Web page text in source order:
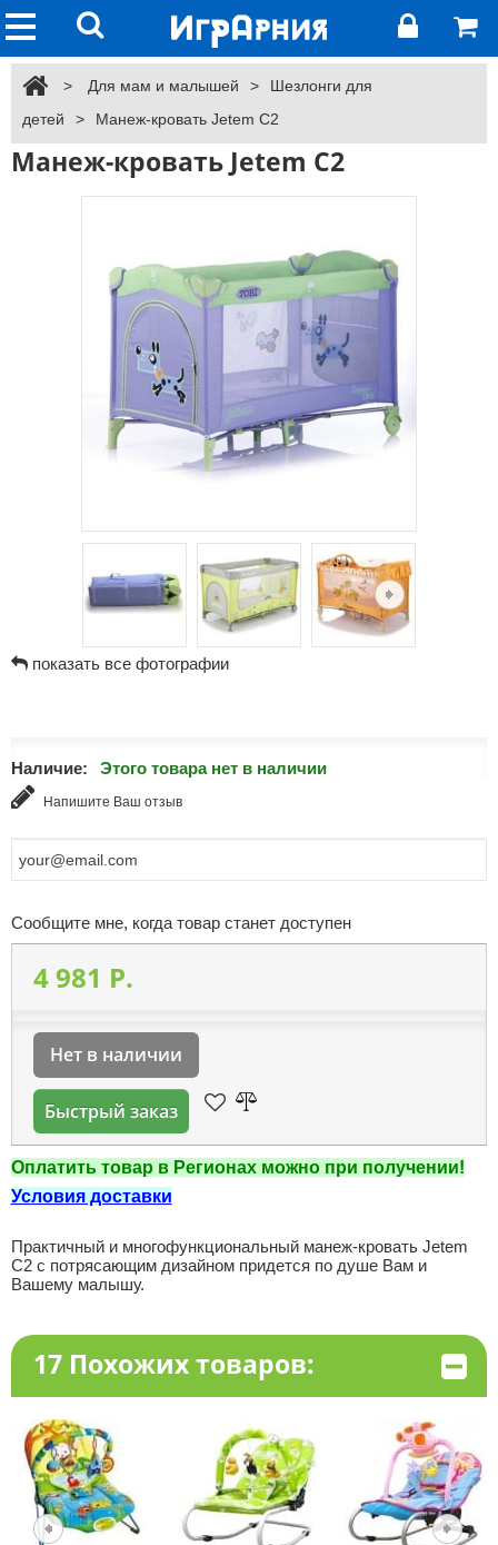
> Для мам и малышей >
Шезлонги для
детей
> Манеж-кровать Jetem C2
Манеж-кровать Jetem C2
показать все фотографии
Наличие: Этого товара нет в наличии
Напишите Ваш отзыв
Сообщите мне, когда товар станет доступен
4 981 P.
Нет в наличии
Быстрый заказ
Оплатить товар в Регионах можно при получении!
Условия доставки
Практичный и многофункциональный манеж-кровать Jetem
C2 с потрясающим дизайном придется по душе Вам и
Вашему малышу.
17 Похожих товаров: